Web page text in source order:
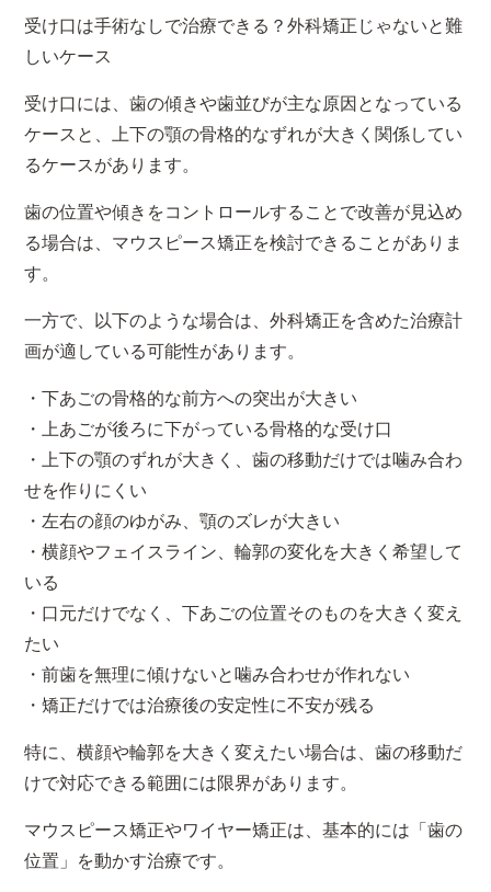
受け口は手術なしで治療できる？外科矯正じゃないと難
しいケース
受け口には、歯の傾きや歯並びが主な原因となっている
ケースと、上下の顎の骨格的なずれが大きく関係してい
るケースがあります。
歯の位置や傾きをコントロールすることで改善が見込め
る場合は、マウスピース矯正を検討できることがありま
す。
一方で、以下のような場合は、外科矯正を含めた治療計
画が適している可能性があります。
・下あごの骨格的な前方への突出が大きい
・上あごが後ろに下がっている骨格的な受け口
・上下の顎のずれが大きく、歯の移動だけでは噛み合わ
せを作りにくい
・左右の顔のゆがみ、顎のズレが大きい
・横顔やフェイスライン、輪郭の変化を大きく希望して
いる
・口元だけでなく、下あごの位置そのものを大きく変え
たい
・前歯を無理に傾けないと噛み合わせが作れない
・矯正だけでは治療後の安定性に不安が残る
特に、横顔や輪郭を大きく変えたい場合は、歯の移動だ
けで対応できる範囲には限界があります。
マウスピース矯正やワイヤー矯正は、基本的には「歯の
位置」を動かす治療です。